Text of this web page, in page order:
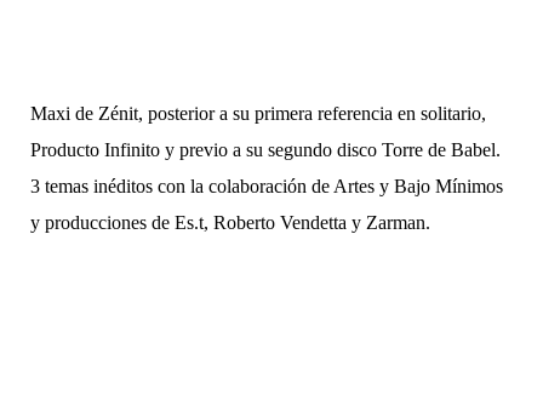
Maxi de Zénit, posterior a su primera referencia en solitario,
Producto Infinito y previo a su segundo disco Torre de Babel.
3 temas inéditos con la colaboración de Artes y Bajo Mínimos
y producciones de Es.t, Roberto Vendetta y Zarman.